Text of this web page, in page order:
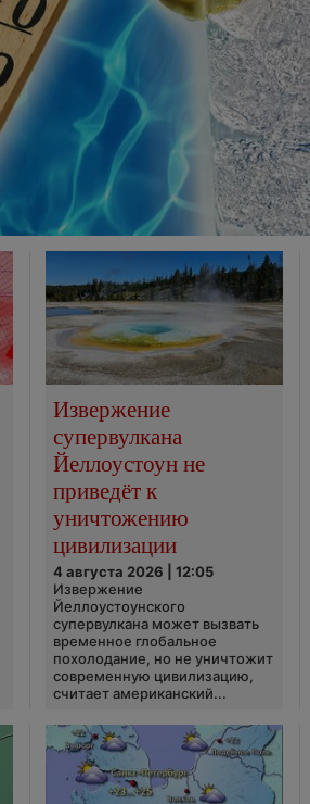
Извержение
супервулкана
Йеллоустоун не
приведёт к
уничтожению
цивилизации
4 августа 2026 | 12:05
Извержение
Йеллоустоунского
супервулкана может вызвать
временное глобальное
похолодание, но не уничтожит
современную цивилизацию,
считает американский...